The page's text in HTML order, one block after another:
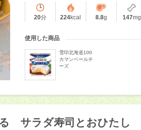
20分 224kcal 8.8g 147mg
使用した商品
雪印北海道100
カマンベールチ
ーズ
サラダ寿司とおひたし